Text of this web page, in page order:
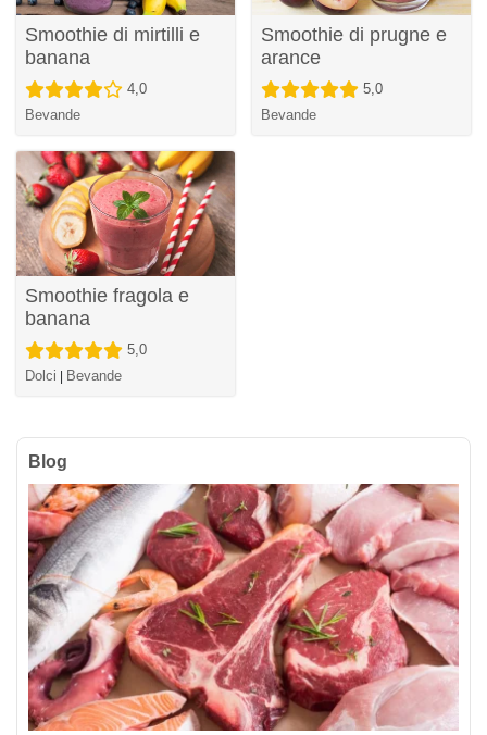
Smoothie di mirtilli e
banana
4,0
Bevande
Smoothie di prugne e
arance
5,0
Bevande
Smoothie fragola e
banana
5,0
Dolci
Bevande
Blog